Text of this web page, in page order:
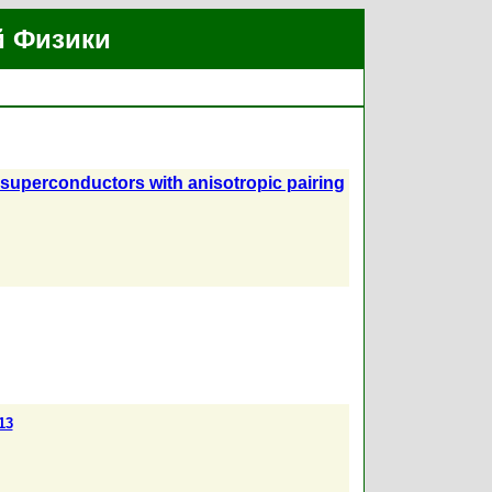
Физики
with anisotropic pairing